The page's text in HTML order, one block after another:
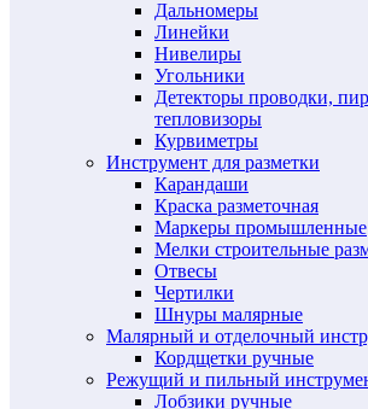
Дальномеры
Линейки
Нивелиры
Угольники
Детекторы проводки,
тепловизоры
Курвиметры
Инструмент для разметки
Карандаши
Краска разметочная
Маркеры промышленные
Мелки строительные
Отвесы
Чертилки
Шнуры малярные
Малярный и отделочный
Кордщетки ручные
Режущий и пильный
Лобзики ручные